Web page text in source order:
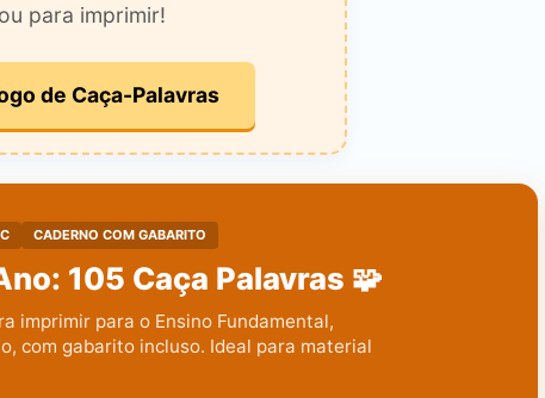
para imprimir!
de Caça-Palavras
CADERNO COM GABARITO
105 Caça Palavras 🧩
imprimir para o Ensino Fundamental,
com gabarito incluso. Ideal para material